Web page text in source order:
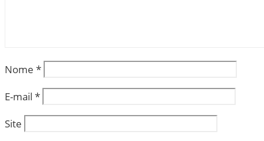
Nome *
E-mail *
Site